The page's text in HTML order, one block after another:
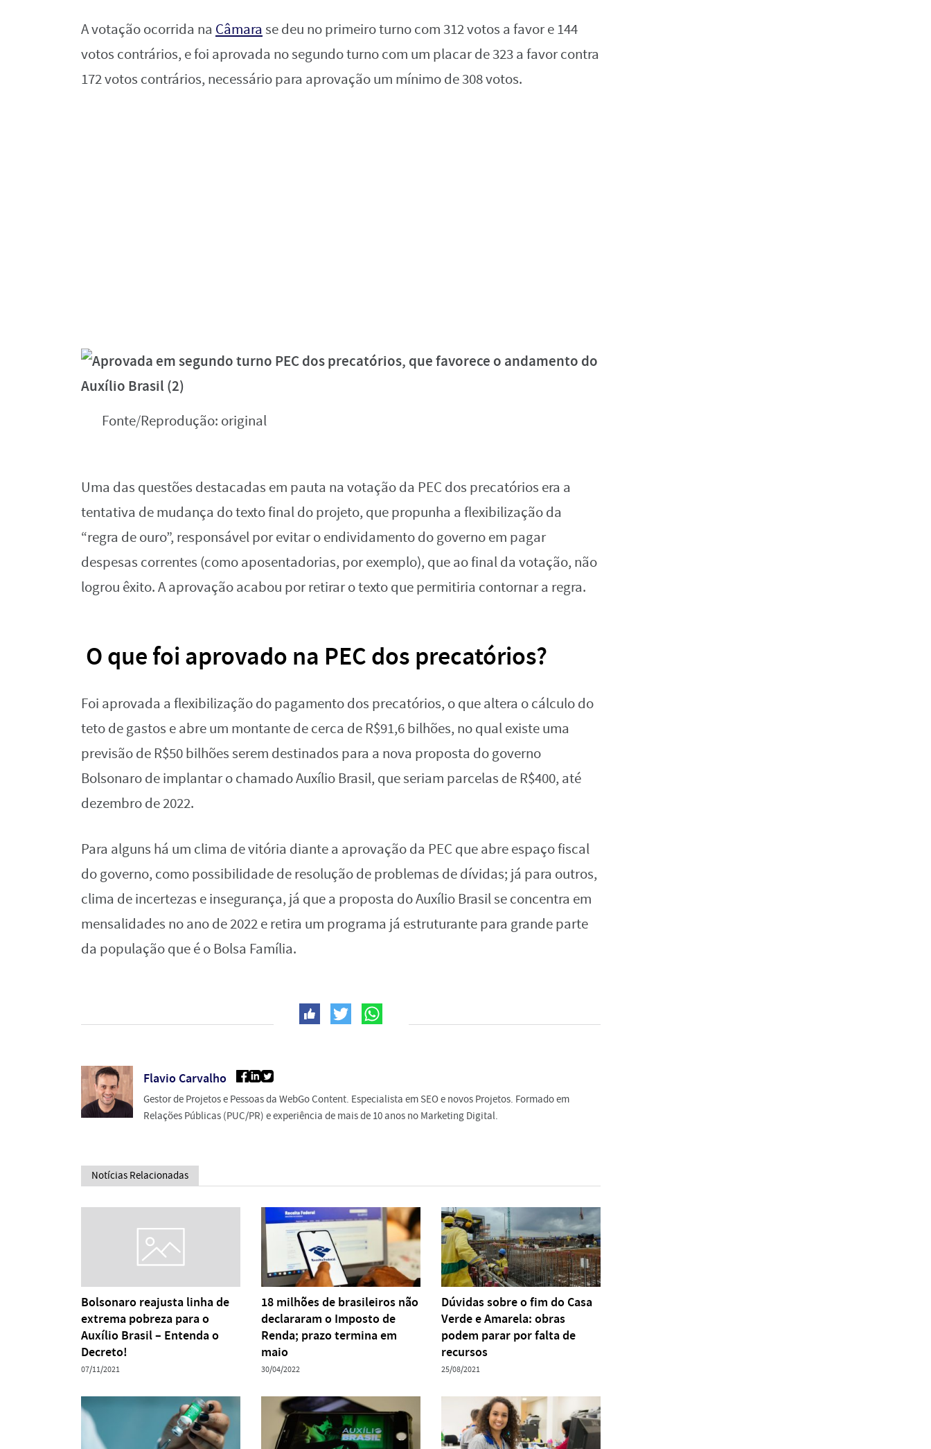
A votação ocorrida na Câmarase deu no primeiro turno com 312 votos a favor e 144
votos contrários, e foi aprovada no segundo turno com um placar de 323 a favor contra
172 votos contrários, necessário para aprovação um mínimo de 308 votos.
Fonte/Reprodução: original
Uma das questões destacadas em pauta na votação da PEC dos precatórios era a
tentativa de mudança do texto final do projeto, que propunha a flexibilização da
“regra de ouro”, responsável por evitar o endividamento do governo em pagar
despesas correntes (como aposentadorias, por exemplo), que ao final da votação, não
logrou êxito. A aprovação acabou por retirar o texto que permitiria contornar a regra.
O que foi aprovado na PEC dos precatórios?
Foi aprovada a flexibilização do pagamento dos precatórios, o que altera o cálculo do
teto de gastos e abre um montante de cerca de R$91,6 bilhões, no qual existe uma
previsão de R$50 bilhões serem destinados para a nova proposta do governo
Bolsonaro de implantar o chamado Auxílio Brasil, que seriam parcelas de R$400, até
dezembro de 2022.
Para alguns há um clima de vitória diante a aprovação da PEC que abre espaço fiscal
do governo, como possibilidade de resolução de problemas de dívidas; já para outros,
clima de incertezas e insegurança, já que a proposta do Auxílio Brasil se concentra em
mensalidades no ano de 2022 e retira um programa já estruturante para grande parte
da população que é o Bolsa Família.
Flavio Carvalho
Gestor de Projetos e Pessoas da WebGo Content. Especialista em SEO e novos Projetos. Formado em
Relações Públicas (PUC/PR) e experiência de mais de 10 anos no Marketing Digital.
Notícias Relacionadas
Bolsonaro reajusta linha de
extrema pobreza para o
Auxílio Brasil – Entenda o
Decreto!
07/11/2021
18 milhões de brasileiros não
declararam o Imposto de
Renda; prazo termina em
maio
30/04/2022
Dúvidas sobre o fim do Casa
Verde e Amarela: obras
podem parar por falta de
recursos
25/08/2021